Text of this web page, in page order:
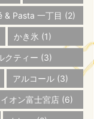
& Pasta 一丁目 (2)
かき氷 (1)
クティー (3)
アルコール (3)
イオン富士宮店 (6)